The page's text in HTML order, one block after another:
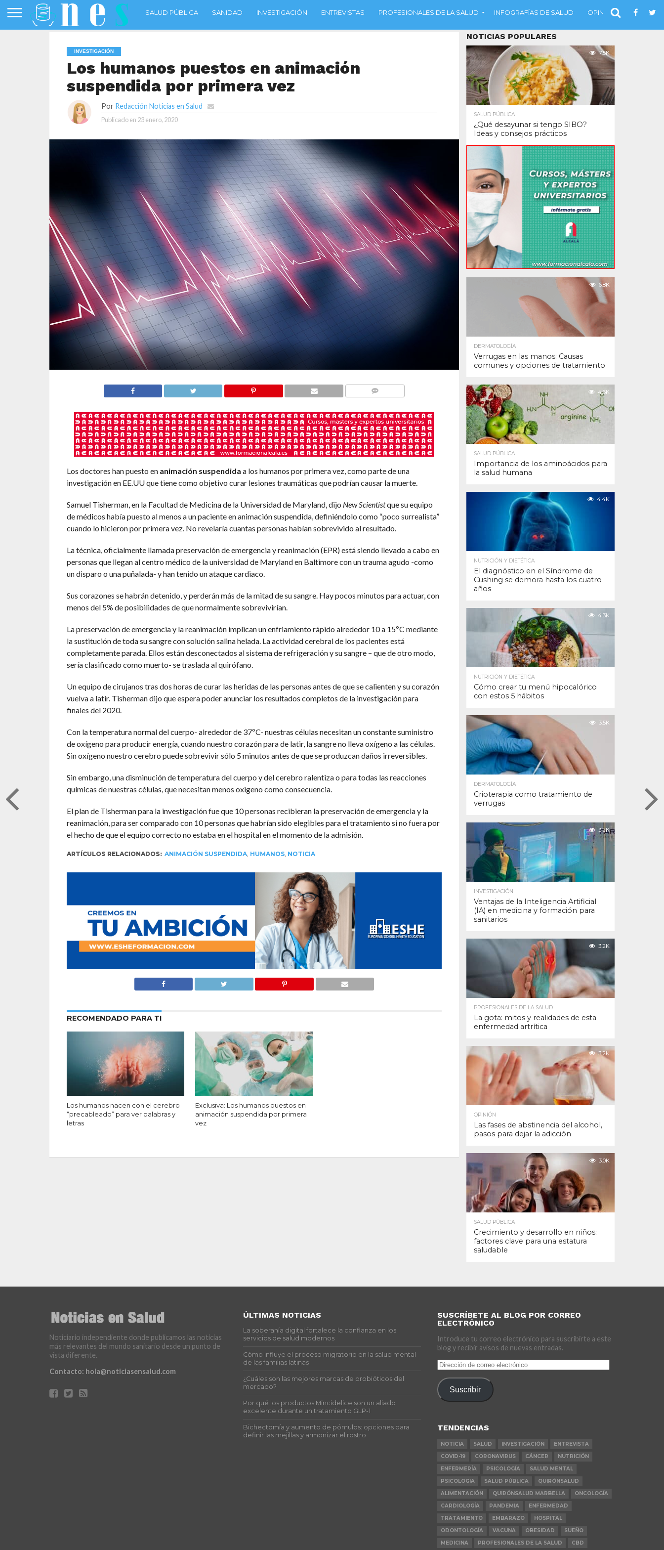
SALUD PÚBLICA SANIDAD INVESTIGACIÓN ENTREVISTAS PROFESIONALES DE LA SALUD INFOGRAFÍAS DE SALUD OPINIÓN
INVESTIGACIÓN
Los humanos puestos en animación
suspendida por primera vez
Por Redacción Noticias en Salud
Publicado en 23 enero, 2020
Los doctores han puesto en animación suspendida a los humanos por primera vez, como parte de una
investigación en EE.UU que tiene como objetivo curar lesiones traumáticas que podrían causar la muerte.
Samuel Tisherman, en la Facultad de Medicina de la Universidad de Maryland, dijo New Scientistque su equipo
de médicos había puesto al menos a un paciente en animación suspendida, definiéndolo como “poco surrealista”
cuando lo hicieron por primera vez. No revelaría cuantas personas habían sobrevivido al resultado.
La técnica, oficialmente llamada preservación de emergencia y reanimación (EPR) está siendo llevado a cabo en
personas que llegan al centro médico de la universidad de Maryland en Baltimore con un trauma agudo -como
un disparo o una puñalada- y han tenido un ataque cardiaco.
Sus corazones se habrán detenido, y perderán más de la mitad de su sangre. Hay pocos minutos para actuar, con
menos del 5% de posibilidades de que normalmente sobrevivirían.
La preservación de emergencia y la reanimación implican un enfriamiento rápido alrededor 10 a 15ºC mediante
la sustitución de toda su sangre con solución salina helada. La actividad cerebral de los pacientes está
completamente parada. Ellos están desconectados al sistema de refrigeración y su sangre – que de otro modo,
sería clasificado como muerto- se traslada al quirófano.
Un equipo de cirujanos tras dos horas de curar las heridas de las personas antes de que se calienten y su corazón
vuelva a latir. Tisherman dijo que espera poder anunciar los resultados completos de la investigación para
finales del 2020.
Con la temperatura normal del cuerpo- alrededor de 37ºC- nuestras células necesitan un constante suministro
de oxígeno para producir energía, cuando nuestro corazón para de latir, la sangre no lleva oxígeno a las células.
Sin oxígeno nuestro cerebro puede sobrevivir sólo 5 minutos antes de que se produzcan daños irreversibles.
Sin embargo, una disminución de temperatura del cuerpo y del cerebro ralentiza o para todas las reacciones
químicas de nuestras células, que necesitan menos oxigeno como consecuencia.
El plan de Tisherman para la investigación fue que 10 personas recibieran la preservación de emergencia y la
reanimación, para ser comparado con 10 personas que habrían sido elegibles para el tratamiento si no fuera por
el hecho de que el equipo correcto no estaba en el hospital en el momento de la admisión.
ARTÍCULOS RELACIONADOS: ANIMACIÓN SUSPENDIDA, HUMANOS, NOTICIA
RECOMENDADO PARA TI
Los humanos nacen con el cerebro
“precableado” para ver palabras y
letras
Exclusiva: Los humanos puestos en
animación suspendida por primera
vez
NOTICIAS POPULARES
7.5K
SALUD PÚBLICA
¿Qué desayunar si tengo SIBO?
Ideas y consejos prácticos
6.8K
DERMATOLOGÍA
Verrugas en las manos: Causas
comunes y opciones de tratamiento
4.6K
SALUD PÚBLICA
Importancia de los aminoácidos para
la salud humana
4.4K
NUTRICIÓN Y DIETÉTICA
El diagnóstico en el Síndrome de
Cushing se demora hasta los cuatro
años
4.3K
NUTRICIÓN Y DIETÉTICA
Cómo crear tu menú hipocalórico
con estos 5 hábitos
3.5K
DERMATOLOGÍA
Crioterapia como tratamiento de
verrugas
3.2K
INVESTIGACIÓN
Ventajas de la Inteligencia Artificial
(IA) en medicina y formación para
sanitarios
3.2K
PROFESIONALES DE LA SALUD
La gota: mitos y realidades de esta
enfermedad artrítica
3.2K
OPINIÓN
Las fases de abstinencia del alcohol,
pasos para dejar la adicción
3.0K
SALUD PÚBLICA
Crecimiento y desarrollo en niños:
factores clave para una estatura
saludable
Noticiario independiente donde publicamos las noticias
más relevantes del mundo sanitario desde un punto de
vista diferente.
Contacto: hola@noticiasensalud.com
ÚLTIMAS NOTICIAS
La soberanía digital fortalece la confianza en los
servicios de salud modernos
Cómo influye el proceso migratorio en la salud mental
de las familias latinas
¿Cuáles son las mejores marcas de probióticos del
mercado?
Por qué los productos Mincidelice son un aliado
excelente durante un tratamiento GLP-1
Bichectomía y aumento de pómulos: opciones para
definir las mejillas y armonizar el rostro
SUSCRÍBETE AL BLOG POR CORREO
ELECTRÓNICO
Introduce tu correo electrónico para suscribirte a este
blog y recibir avisos de nuevas entradas.
Dirección
de
correo
electrónico
Suscribir
TENDENCIAS
NOTICIA SALUD INVESTIGACIÓN
ENTREVISTA
COVID-19
CORONAVIRUS CÁNCER
NUTRICIÓN
ENFERMERÍA
PSICOLOGÍA
SALUD MENTAL
PSICOLOGIA
SALUD PÚBLICA
QUIRÓNSALUD
ALIMENTACIÓN
QUIRÓNSALUD MARBELLA
ONCOLOGÍA
CARDIOLOGÍA
PANDEMIA
ENFERMEDAD
TRATAMIENTO
EMBARAZO
HOSPITAL
ODONTOLOGÍA
VACUNA OBESIDAD
SUEÑO
MEDICINA
PROFESIONALES DE LA SALUD CBD